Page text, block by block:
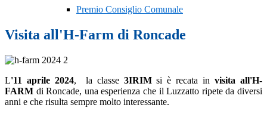
Premio Consiglio Comunale
Visita all'H-Farm di Roncade
L'11 aprile 2024, la classe 3IRIMsi è recata invisita all'H-
FARM di Roncade, una esperienza che il Luzzatto ripete da diversi
anni e che risulta sempre molto interessante.